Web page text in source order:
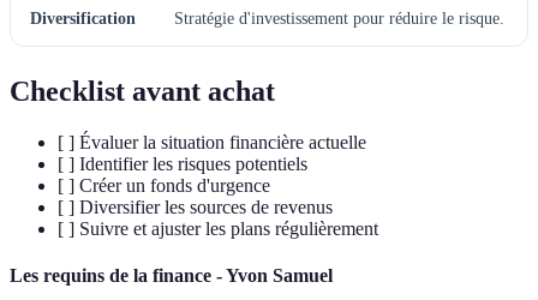
Diversification Stratégie d'investissement pour réduire le risque.
Checklist avant achat
[ ] Évaluer la situation financière actuelle
[ ] Identifier les risques potentiels
[ ] Créer un fonds d'urgence
[ ] Diversifier les sources de revenus
[ ] Suivre et ajuster les plans régulièrement
Les requins de la finance - Yvon Samuel